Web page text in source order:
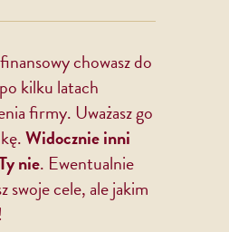
chowasz do
kilku latach
firmy. Uważasz go
Widocznie inni
nie. Ewentualnie
swoje cele, ale jakim